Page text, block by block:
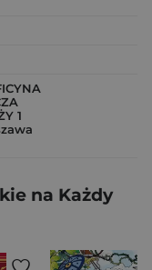
1
na Każdy